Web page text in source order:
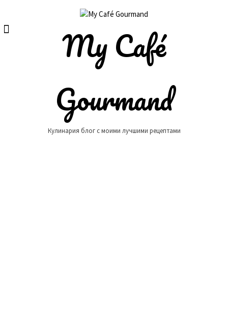
content
My Café
Gourmand
Кулинария блог с моими лучшими рецептами